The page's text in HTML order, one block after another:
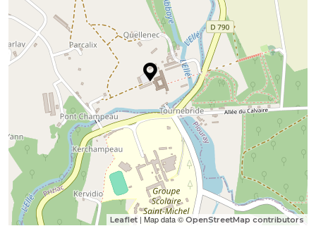
Leaflet | Map data © OpenStreetMap contributors